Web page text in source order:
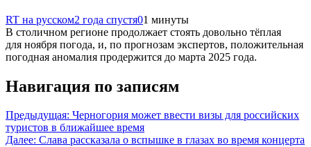
RT на русском2 года спустя01 минуты
В столичном регионе продолжает стоять довольно тёплая
для ноября погода, и, по прогнозам экспертов, положительная
погодная аномалия продержится до марта 2025 года.
Навигация по записям
Предыдущая: Черногория может ввести визы для российских
туристов в ближайшее время
Далее: Слава рассказала о вспышке в глазах во время концерта